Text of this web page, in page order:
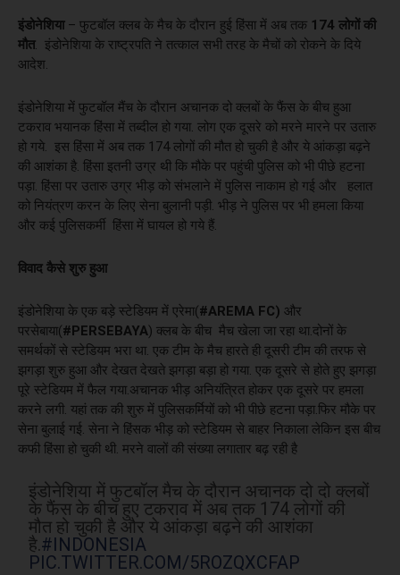
इंडोनेशिया– फुटबॉल क्लब के मैच के दौरान हुई हिंसा में अब तक 174 लोगों की
मौत. इंडोनेशिया के राष्ट्रपति ने तत्काल सभी तरह के मैचों को रोकने के दिये
आदेश.
इंडोनेशिया में फुटबॉल मैंच के दौरान अचानक दो क्लबों के फैंस के बीच हुआ
टकराव भयानक हिंसा में तब्दील हो गया. लोग एक दूसरे को मरने मारने पर उतारु
हो गये. इस हिंसा में अब तक 174 लोगों की मौत हो चुकी है और ये आंकड़ा बढ़ने
की आशंका है. हिंसा इतनी उग्र थी कि मौके पर पहुंची पुलिस को भी पीछे हटना
पड़ा. हिंसा पर उतारु उग्र भीड़ को संभलाने में पुलिस नाकाम हो गई और हलात
को नियंत्रण करन के लिए सेना बुलानी पड़ी. भीड़ ने पुलिस पर भी हमला किया
और कई पुलिसकर्मी हिंसा में घायल हो गये हैं.
विवाद कैसे शुरु हुआ
इंडोनेशिया के एक बड़े स्टेडियम में एरेमा(#AREMA FC) और
परसेबाया(#PERSEBAYA) क्लब के बीच मैच खेला जा रहा था.दोनों के
समर्थकों से स्टेडियम भरा था. एक टीम के मैच हारते ही दूसरी टीम की तरफ से
झगड़ा शुरु हुआ और देखत देखते झगड़ा बड़ा हो गया. एक दूसरे से होते हुए झगड़ा
पूरे स्टेडियम में फैल गया.अचानक भीड़ अनियंत्रित होकर एक दूसरे पर हमला
करने लगी. यहां तक की शुरु में पुलिसकर्मियों को भी पीछे हटना पड़ा.फिर मौके पर
सेना बुलाई गई. सेना ने हिंसक भीड़ को स्टेडियम से बाहर निकाला लेकिन इस बीच
कफी हिंसा हो चुकी थी. मरने वालों की संख्या लगातार बढ़ रही है
इंडोनेशिया में फुटबॉल मैच के दौरान अचानक दो दो क्लबों
के फैंस के बीच हुए टकराव में अब तक 174 लोगों की
मौत हो चुकी है और ये आंकड़ा बढ़ने की आशंका
है.#INDONESIA
PIC.TWITTER.COM/5ROZQXCFAP